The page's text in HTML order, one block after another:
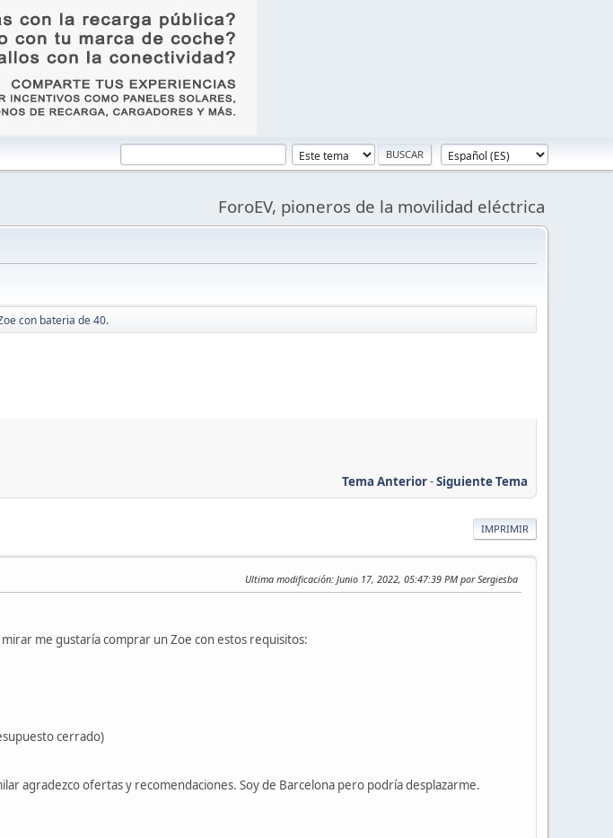
ForoEV, pioneros de la movilidad eléctrica
con bateria de 40.
Tema Anterior-Siguiente Tema
IMPRIMIR
Ultima modificación: Junio 17, 2022, 05:47:39 PM por Sergiesba
me gustaría comprar un Zoe con estos requisitos:
cerrado)
agradezco ofertas y recomendaciones. Soy de Barcelona pero podría desplazarme.